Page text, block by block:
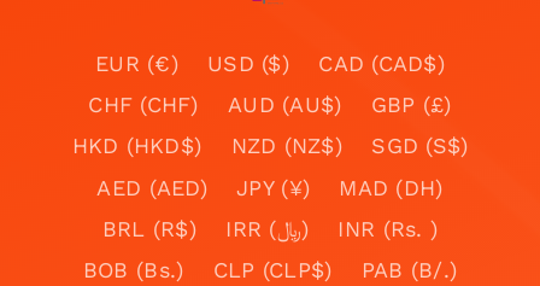
EUR (€) USD ($)
CAD (CAD$)
CHF (CHF)
AUD (AU$)
GBP (£)
HKD (HKD$)
NZD (NZ$)
SGD (S$)
AED (AED)
JPY (¥)
MAD (DH)
BRL (R$)
IRR (﷼)
INR (Rs. )
BOB (Bs.)
CLP (CLP$)
PAB (B/.)